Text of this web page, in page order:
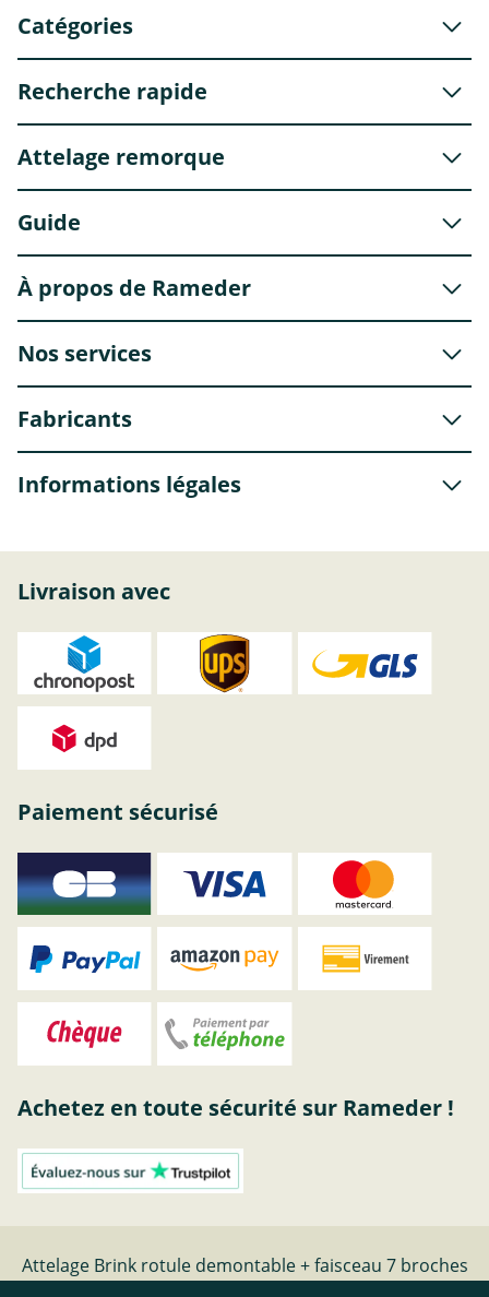
Catégories
Recherche rapide
Attelage remorque
Guide
À propos de Rameder
Nos services
Fabricants
Informations légales
Livraison avec
Paiement sécurisé
Achetez en toute sécurité sur Rameder !
Attelage Brink rotule demontable + faisceau 7 broches